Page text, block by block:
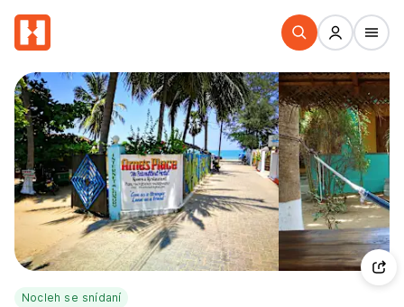
Nocleh se snídaní